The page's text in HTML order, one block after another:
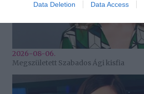
Data Deletion Data Access
2026-08-06.
Megszületett Szabados Ági kisfia